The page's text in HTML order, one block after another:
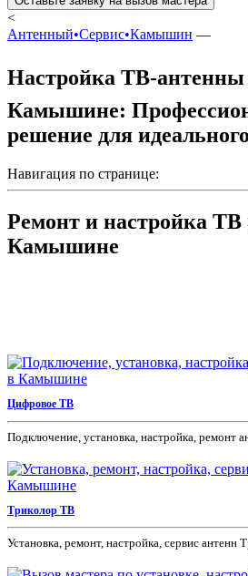
<
Антенный•Сервис•Камышин —
Настройка ТВ-
Камышине:
решение для
Навигация по странице:
Ремонт и настройка ТВ
Камышине
Цифровое ТВ
Подключение, установка, настройка, ремонт
Триколор ТВ
Установка, ремонт, настройка, сервис антенн